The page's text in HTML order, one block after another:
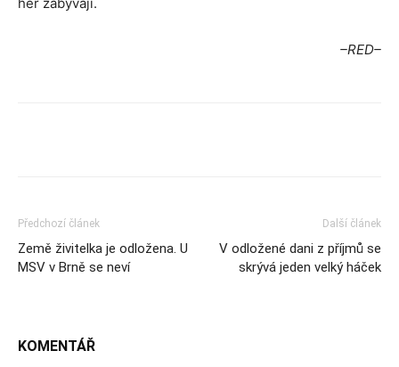
–RED–
Předchozí článek
Země živitelka je odložena. U
MSV v Brně se neví
Další článek
V odložené dani z příjmů se
skrývá jeden velký háček
KOMENTÁŘ